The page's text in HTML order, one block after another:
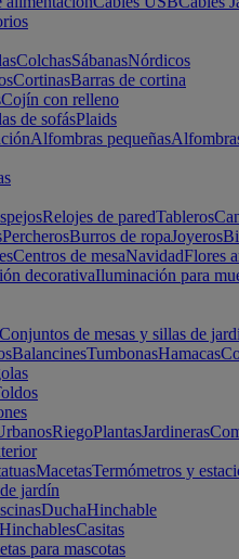
ColchasSábanasNórdicos
CortinasBarras de cortina
Cojín con relleno
de sofásPlaids
Alfombras pequeñas
Relojes de paredTableros
PercherosBurros de ropaJoyeros
Centros de mesaNavidadFlores
decorativaIluminación para
Conjuntos de mesas y sillas de
BalancinesTumbonasHamacas
RiegoPlantasJardineras
MacetasTermómetros y
jardín
DuchaHinchable
HinchablesCasitas
para mascotas